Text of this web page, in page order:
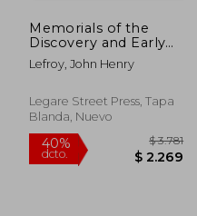
40%
dcto.
$ 2.808
$ 1.685
Memorials of the
Discovery and Early
Settlement of the
Bermudas Or Somers
1511-1687]; Volume 2
(en Inglés)
Lefroy, John Henry
Legare Street Press, Tapa
Blanda, Nuevo